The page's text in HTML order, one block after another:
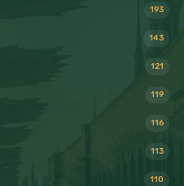
193
143
121
119
116
113
110